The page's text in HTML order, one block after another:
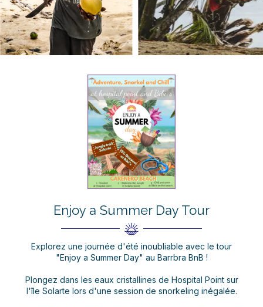
Enjoy a Summer Day Tour
Explorez une journée d'été inoubliable avec le tour
"Enjoy a Summer Day" au Barrbra BnB !
Plongez dans les eaux cristallines de Hospital Point sur
l'île Solarte lors d'une session de snorkeling inégalée.